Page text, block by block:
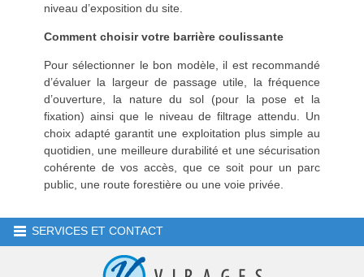
niveau d’exposition du site.
Comment choisir votre barrière coulissante
Pour sélectionner le bon modèle, il est recommandé
d’évaluer la largeur de passage utile, la fréquence
d’ouverture, la nature du sol (pour la pose et la
fixation) ainsi que le niveau de filtrage attendu. Un
choix adapté garantit une exploitation plus simple au
quotidien, une meilleure durabilité et une sécurisation
cohérente de vos accès, que ce soit pour un parc
public, une route forestière ou une voie privée.
SERVICES ET CONTACT